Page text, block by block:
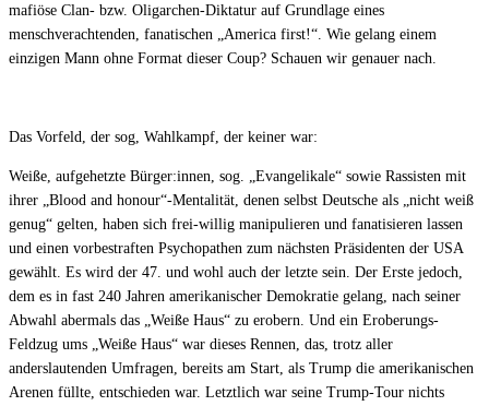
mafiöse Clan- bzw. Oligarchen-Diktatur auf Grundlage eines
menschverachtenden, fanatischen „America first!“. Wie gelang einem
einzigen Mann ohne Format dieser Coup? Schauen wir genauer nach.
Das Vorfeld, der sog, Wahlkampf, der keiner war:
Weiße, aufgehetzte Bürger:innen, sog. „Evangelikale“ sowie Rassisten mit
ihrer „Blood and honour“-Mentalität, denen selbst Deutsche als „nicht weiß
genug“ gelten, haben sich frei-willig manipulieren und fanatisieren lassen
und einen vorbestraften Psychopathen zum nächsten Präsidenten der USA
gewählt. Es wird der 47. und wohl auch der letzte sein. Der Erste jedoch,
dem es in fast 240 Jahren amerikanischer Demokratie gelang, nach seiner
Abwahl abermals das „Weiße Haus“ zu erobern. Und ein Eroberungs-
Feldzug ums „Weiße Haus“ war dieses Rennen, das, trotz aller
anderslautenden Umfragen, bereits am Start, als Trump die amerikanischen
Arenen füllte, entschieden war. Letztlich war seine Trump-Tour nichts